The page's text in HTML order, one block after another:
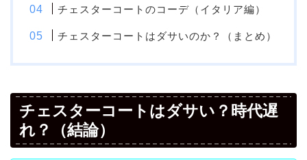
チェスターコートのコーデ（イタリア編）
チェスターコートはダサいのか？（まとめ）
チェスターコートはダサい？時代遅
れ？（結論）